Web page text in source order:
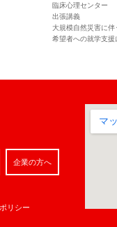
臨床心理センター
出張講義
大規模自然災害に
希望者への就学支援
企業の方へ
リシー